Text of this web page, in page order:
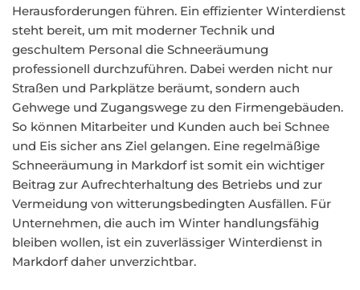
Herausforderungen führen. Ein effizienter Winterdienst
steht bereit, um mit moderner Technik und
geschultem Personal die Schneeräumung
professionell durchzuführen. Dabei werden nicht nur
Straßen und Parkplätze beräumt, sondern auch
Gehwege und Zugangswege zu den Firmengebäuden.
So können Mitarbeiter und Kunden auch bei Schnee
und Eis sicher ans Ziel gelangen. Eine regelmäßige
Schneeräumung in Markdorf ist somit ein wichtiger
Beitrag zur Aufrechterhaltung des Betriebs und zur
Vermeidung von witterungsbedingten Ausfällen. Für
Unternehmen, die auch im Winter handlungsfähig
bleiben wollen, ist ein zuverlässiger Winterdienst in
Markdorf daher unverzichtbar.